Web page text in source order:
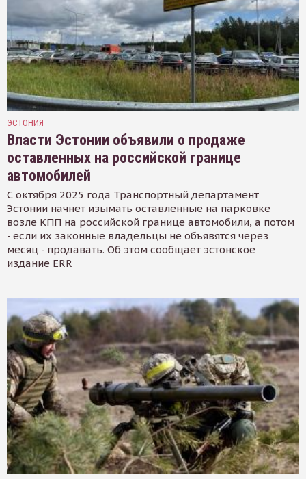
ЭСТОНИЯ
Власти Эстонии объявили о продаже
оставленных на российской границе
автомобилей
С октября 2025 года Транспортный департамент
Эстонии начнет изымать оставленные на парковке
возле КПП на российской границе автомобили, а потом
- если их законные владельцы не объявятся через
месяц - продавать. Об этом сообщает эстонское
издание ERR